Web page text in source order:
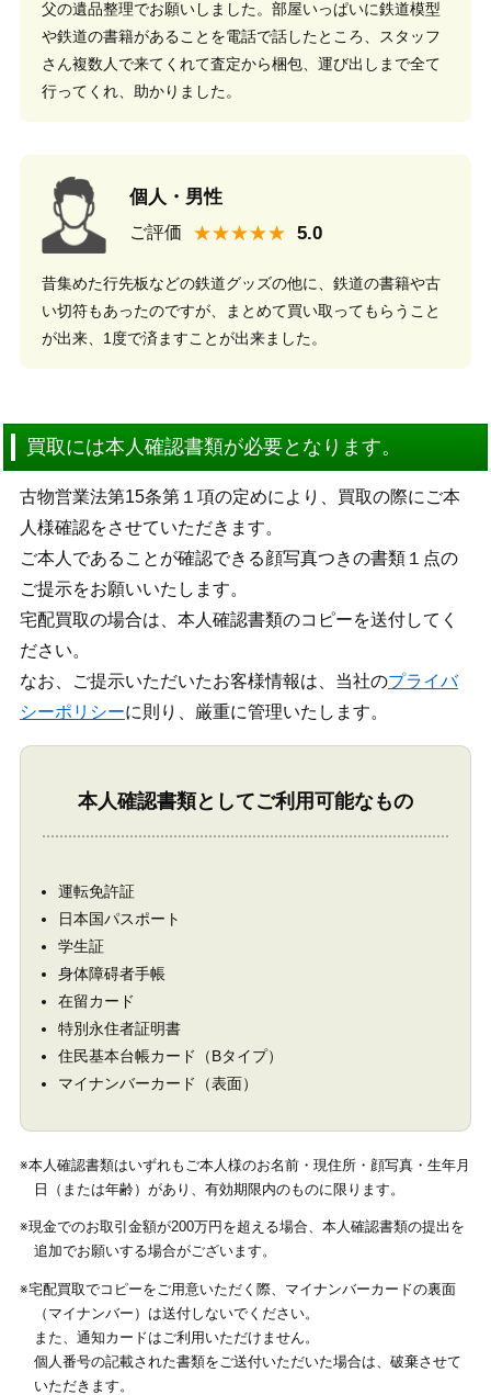
父の遺品整理でお願いしました。部屋いっぱいに鉄道模型
や鉄道の書籍があることを電話で話したところ、スタッフ
さん複数人で来てくれて査定から梱包、運び出しまで全て
行ってくれ、助かりました。
個人・男性
ご評価 ★★★★★
昔集めた行先板などの鉄道グッズの他に、鉄道の書籍や古
い切符もあったのですが、まとめて買い取ってもらうこと
が出来、1度で済ますことが出来ました。
買取には本人確認書類が必要となります。
古物営業法第15条第１項の定めにより、買取の際にご本
人様確認をさせていただきます。
ご本人であることが確認できる顔写真つきの書類１点の
ご提示をお願いいたします。
宅配買取の場合は、本人確認書類のコピーを送付してく
ださい。
なお、ご提示いただいたお客様情報は、当社のプライバ
シーポリシーに則り、厳重に管理いたします。
本人確認書類としてご利用可能なもの
運転免許証
日本国パスポート
学生証
身体障碍者手帳
在留カード
特別永住者証明書
住民基本台帳カード（Bタイプ）
マイナンバーカード（表面）
※本人確認書類はいずれもご本人様のお名前・現住所・顔写真・生年月
日（または年齢）があり、有効期限内のものに限ります。
※現金でのお取引金額が200万円を超える場合、本人確認書類の提出を
追加でお願いする場合がございます。
※宅配買取でコピーをご用意いただく際、マイナンバーカードの裏面
（マイナンバー）は送付しないでください。
また、通知カードはご利用いただけません。
個人番号の記載された書類をご送付いただいた場合は、破棄させて
いただきます。